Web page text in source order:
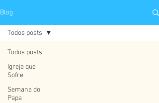
Blog
Todos posts
Igreja que
Sofre
Semana do
Papa
Todos posts